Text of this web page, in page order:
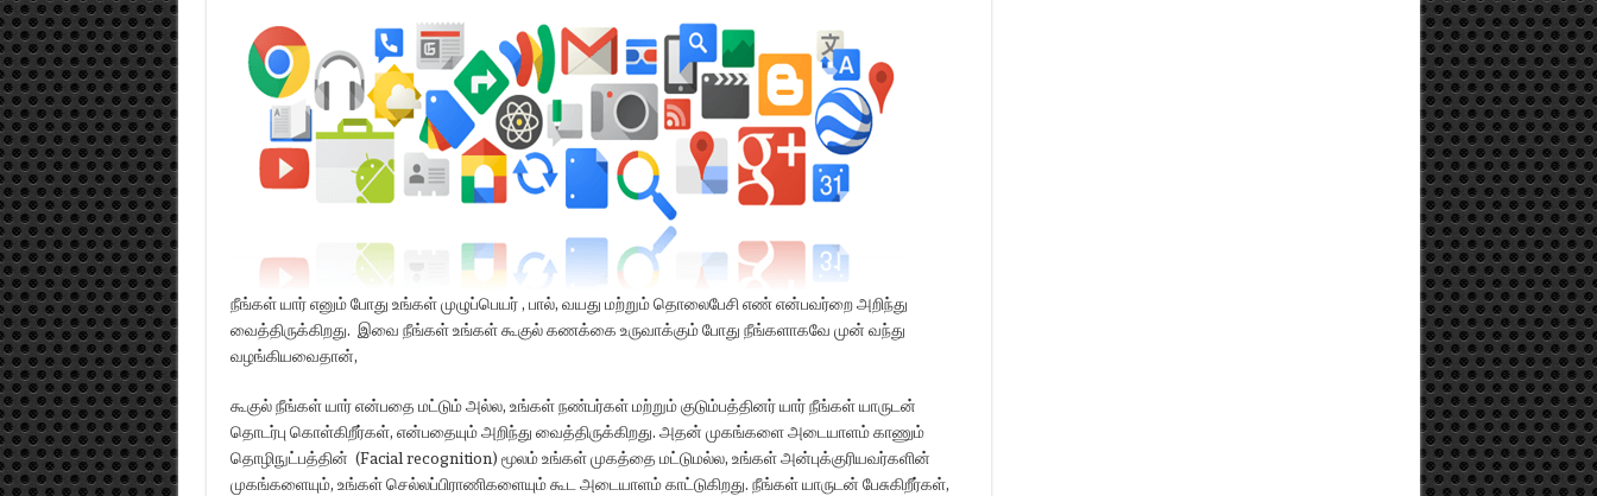
நீங்கள் யார் எனும் போது உங்கள் முழுப்பெயர் , பால், வயது மற்றும் தொலைபேசி எண் என்பவர்றை அறிந்து
வைத்திருக்கிறது. இவை நீங்கள் உங்கள் கூகுல் கணக்கை உருவாக்கும் போது நீங்களாகவே முன் வந்து
வழங்கியவைதான்,
கூகுல் நீங்கள் யார் என்பதை மட்டும் அல்ல, உங்கள் நண்பர்கள் மற்றும் குடும்பத்தினர் யார் நீங்கள் யாருடன்
தொடர்பு கொள்கிறீர்கள், என்பதையும் அறிந்து வைத்திருக்கிறது. அதன் முகங்களை அடையாளம் காணும்
தொழிநுட்பத்தின் (Facial recognition) மூலம் உங்கள் முகத்தை மட்டுமல்ல, உங்கள் அன்புக்குரியவர்களின்
முகங்களையும், உங்கள் செல்லப்பிராணிகளையும் கூட அடையாளம் காட்டுகிறது. நீங்கள் யாருடன் பேசுகிறீர்கள்,